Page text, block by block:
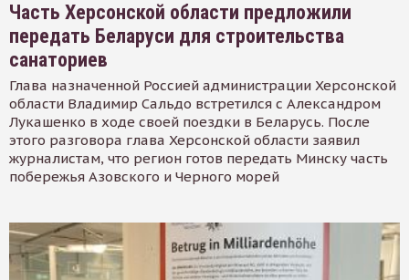
Часть Херсонской области предложили
передать Беларуси для строительства
санаториев
Глава назначенной Россией администрации Херсонской
области Владимир Сальдо встретился с Александром
Лукашенко в ходе своей поездки в Беларусь. После
этого разговора глава Херсонской области заявил
журналистам, что регион готов передать Минску часть
побережья Азовского и Черного морей